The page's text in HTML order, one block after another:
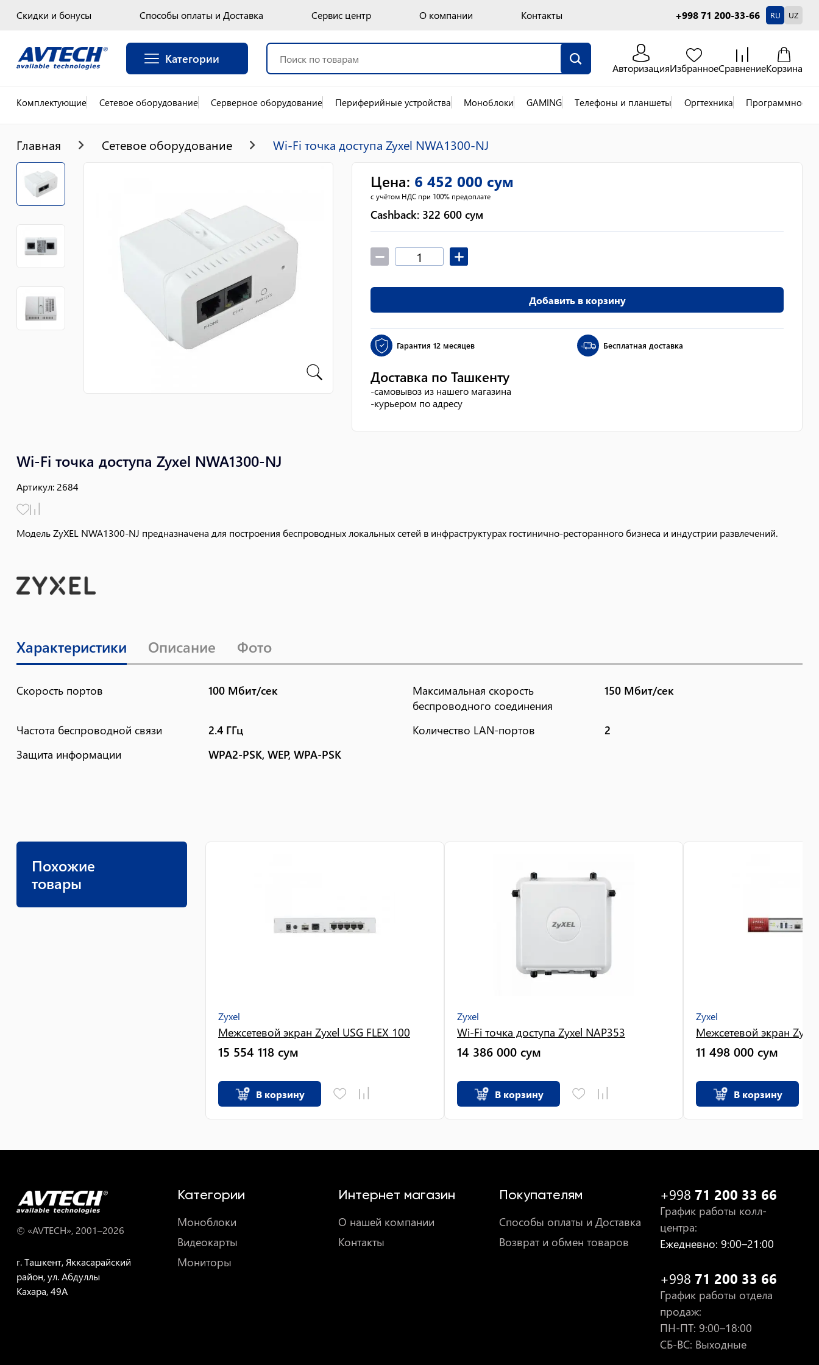
Скидки и бонусы Способы оплаты и Доставка Сервис центр О компании Контакты +998 71 200-33-66 RU UZ
Категории
АвторизацияИзбранноеСравнениеКорзина
Комплектующие Сетевое оборудование Серверное оборудование Периферийные устройства Моноблоки GAMING Телефоны и планшеты Оргтехника Программное
Главная Сетевое оборудование Wi-Fi точка доступа Zyxel NWA1300-NJ
Wi-Fi точка доступа Zyxel NWA1300-NJ
Артикул: 2684
Модель ZyXEL NWA1300-NJ предназначена для построения беспроводных локальных сетей в инфраструктурах гостинично-ресторанного бизнеса и индустрии развлечений.
Цена: 6 452 000 сум
с учётом НДС при 100% предоплате
Cashback: 322 600 сум
Добавить в корзину
Гарантия 12 месяцев Бесплатная доставка
Доставка по Ташкенту
-самовывоз из нашего магазина
-курьером по адресу
Характеристики Описание Фото
Скорость портов 100 Мбит/сек
Максимальная скорость
беспроводного соединения
150 Мбит/сек
Частота беспроводной связи 2.4 ГГц Количество LAN-портов
2
Защита информации
WPA2-PSK, WEP, WPA-PSK
Похожие
товары
Zyxel
Межсетевой экран Zyxel USG FLEX 100
15 554 118 сум
В корзину
Zyxel
Wi-Fi точка доступа Zyxel NAP353
14 386 000 сум
В корзину
Zyxel
Межсетевой экран
11 498 000 сум
В корзину
© «AVTECH», 2001–2026
г. Ташкент, Яккасарайский
район, ул. Абдуллы
Кахара, 49A
Категории
Моноблоки
Видеокарты
Мониторы
Интернет магазин
О нашей компании
Контакты
Покупателям
Способы оплаты и Доставка
Возврат и обмен товаров
+998 71 200 33 66
График работы колл-
центра:
Ежедневно: 9:00–21:00
+998 71 200 33 66
График работы отдела
продаж:
ПН-ПТ: 9:00–18:00
СБ-ВС: Выходные